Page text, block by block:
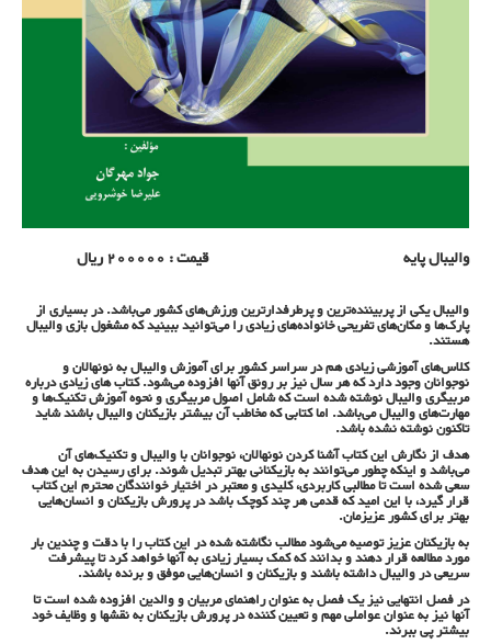
والیبال پایه قیمت : 200000 ریال
والیبال یکی از پربیننده‌ترین و پرطرفدارترین ورزش‌های کشور می‌باشد. در بسیاری از
پارک‌ها و مکان‌های تفریحی خانواده‌های زیادی را می‌توانید ببینید که مشغول بازی والیبال
هستند.
کلاس‌های آموزشی زیادی هم در سراسر کشور برای آموزش والیبال به نونهالان و
نوجوانان وجود دارد که هر سال نیز بر رونق آنها افزوده می‌شود. کتاب های زیادی درباره
مربیگری والیبال نوشته شده است که شامل اصول مربیگری و نحوه آموزش تکنیک‌ها و
مهارت‌های والیبال می‌باشد. اما کتابی که مخاطب آن بیشتر بازیکنان والیبال باشند شاید
تاکنون نوشته نشده باشد.
هدف از نگارش این کتاب آشنا کردن نونهالان، نوجوانان با والیبال و تکنیک‌های آن
می‌باشد و اینکه چطور می‌توانند به بازیکنانی بهتر تبدیل شوند. برای رسیدن به این هدف
سعی شده است تا مطالبی کاربردی، کلیدی و معتبر در اختیار خوانندگان محترم این کتاب
قرار گیرد، با این امید که قدمی هر چند کوچک باشد در پرورش بازیکنان و انسان‌هایی
بهتر برای کشور عزیزمان.
به بازیکنان عزیز توصیه می‌شود مطالب نگاشته شده در این کتاب را با دقت و چندین بار
مورد مطالعه قرار دهند و بدانند که کمک بسیار زیادی به آنها خواهد کرد تا پیشرفت
سریعی در والیبال داشته باشند و بازیکنان و انسان‌هایی موفق و برنده باشند.
در فصل انتهایی نیز یک فصل به عنوان راهنمای مربیان و والدین افزوده شده است تا
آنها نیز به عنوان عواملی مهم و تعیین کننده در پرورش بازیکنان به نقش‏ها و وظایف خود
بیشتر پی ببرند.